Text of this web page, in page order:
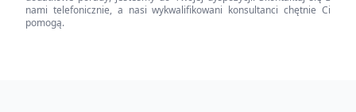
mm),
prawy+lewy
nami telefonicznie, a nasi wykwalifikowani konsultanci chętnie Ci
pomogą.